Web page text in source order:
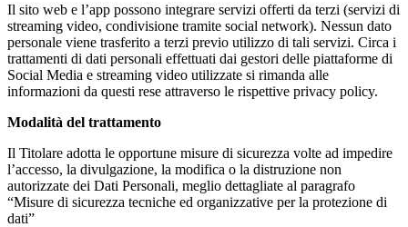
Il sito web e l’app possono integrare servizi offerti da terzi (servizi di
streaming video, condivisione tramite social network). Nessun dato
personale viene trasferito a terzi previo utilizzo di tali servizi. Circa i
trattamenti di dati personali effettuati dai gestori delle piattaforme di
Social Media e streaming video utilizzate si rimanda alle
informazioni da questi rese attraverso le rispettive privacy policy.
Modalità del trattamento
Il Titolare adotta le opportune misure di sicurezza volte ad impedire
l’accesso, la divulgazione, la modifica o la distruzione non
autorizzate dei Dati Personali, meglio dettagliate al paragrafo
“Misure di sicurezza tecniche ed organizzative per la protezione di
dati”